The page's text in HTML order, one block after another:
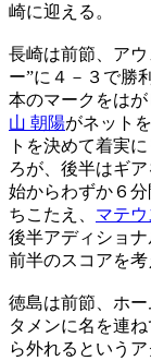
崎に迎える。
長崎は前節、ア
ー”に４－３で勝
本のマークをは
山 朝陽がネット
トを決めて着実
ろが、後半はギ
始からわずか６
ちこたえ、 マテ
後半アディショ
前半のスコアを考
徳島は前節、ホ
タメンに名を連ね
ら外れるという